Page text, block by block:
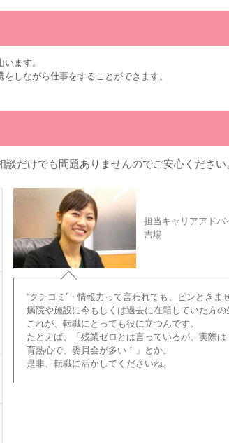
ます。
しながら仕事をすることができます。
だけでも問題ありませんのでご安心ください
担当キャリアアドバ
吉場
“クチコミ”・情報力って言われても、ピンときま
病院や施設に今もしくは過去に在籍していた方の
これが、転職にとっても役に立つんです。
たとえば、「残業ゼロとは言っているが、実際
育熱心で、委員会が多い！」とか。
是非、転職に活かしてくださいね。